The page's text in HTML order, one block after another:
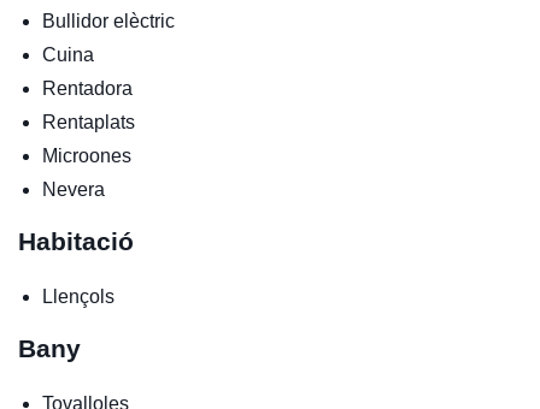
Bullidor elèctric
Cuina
Rentadora
Rentaplats
Microones
Nevera
Habitació
Llençols
Bany
Tovalloles